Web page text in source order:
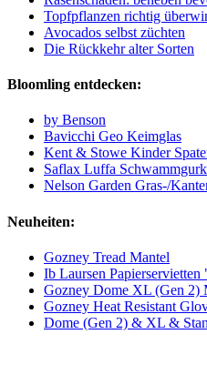
Topfpflanzen richtig
Avocados selbst züchten
Die Rückkehr alter Sorten
Bloomling entdecken:
by Benson
Bavicchi Geo Keimglas
Kent & Stowe Kinder
Saflax Luffa
Nelson Garden Gras-/
Neuheiten:
Gozney Tread Mantel
Ib Laursen
Gozney Dome XL (Gen 2)
Gozney Heat Resistant
Dome (Gen 2) & XL &